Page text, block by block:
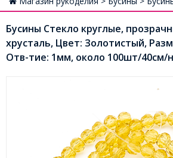
Бусины Стекло круглые,
хрусталь, Цвет: Золотистый,
Отв-тие: 1мм, около 100шт/40см/